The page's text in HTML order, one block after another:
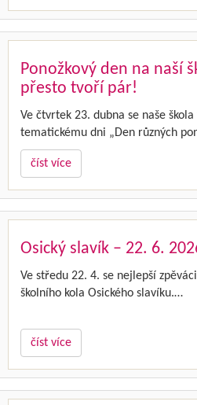
Ponožkový den na naší
přesto tvoří pár!
Ve čtvrtek 23. dubna se naše
tematickému dni „Den různých
číst více
Osický slavík – 22. 6.
Ve středu 22. 4. se nejlepší
školního kola Osického slavíku.…
číst více